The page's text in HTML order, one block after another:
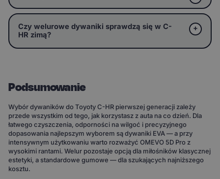
Czy welurowe dywaniki sprawdzą się w C-
HR zimą?
Podsumowanie
Wybór dywaników do Toyoty C-HR pierwszej generacji zależy
przede wszystkim od tego, jak korzystasz z auta na co dzień. Dla
łatwego czyszczenia, odporności na wilgoć i precyzyjnego
dopasowania najlepszym wyborem są dywaniki EVA — a przy
intensywnym użytkowaniu warto rozważyć OMEVO 5D Pro z
wysokimi rantami. Welur pozostaje opcją dla miłośników klasycznej
estetyki, a standardowe gumowe — dla szukających najniższego
kosztu.